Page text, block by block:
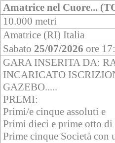
Amatrice nel Cuore...
10.000 metri
Amatrice (RI) Italia
Sabato 25/07/2026 ore
GARA INSERITA DA:
INCARICATO
GAZEBO.....
PREMI:
Primi/e cinque assoluti e
Primi dieci e prime otto di
Prime cinque Società